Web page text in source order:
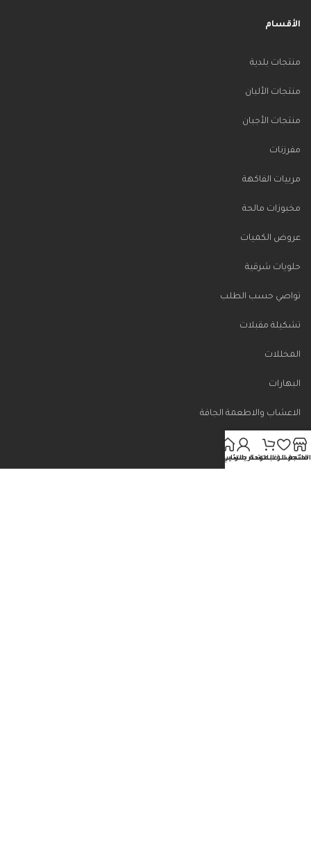
الأقسام
منتجات بلدية
منتجات الألبان
منتجات الأجبان
مفرزنات
مربيات الفاكهة
مخبوزات مالحة
عروض الكميات
حلويات شرقية
تواصي حسب الطلب
تشكيلة مقبلات
المخللات
البهارات
الاعشاب والاطعمة الجافة
المتجر
قائمة الرغبات
سلة المشتريات
لوحة حسابي
الرئيسية